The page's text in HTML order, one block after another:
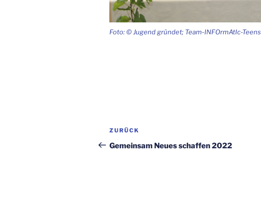
Foto: © Jugend gründet; Team-INFOrmAtIc-Teens
Beitragsnavigation
Vorheriger
Beitrag
ZURÜCK
Gemeinsam Neues schaffen 2022